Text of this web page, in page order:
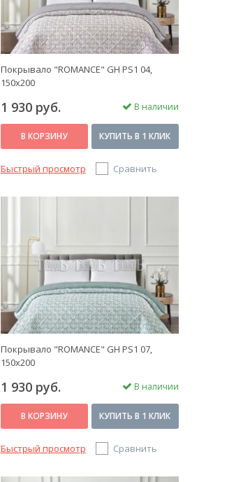
Покрывало "ROMANCE" GH PS1 04,
150х200
1 930 руб. В наличии
В КОРЗИНУ КУПИТЬ В 1 КЛИК
Быстрый просмотр Сравнить
Покрывало "ROMANCE" GH PS1 07,
150х200
1 930 руб. В наличии
В КОРЗИНУ КУПИТЬ В 1 КЛИК
Быстрый просмотр Сравнить